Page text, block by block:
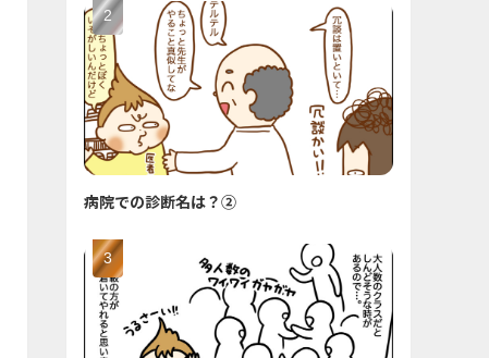
病院での診断名は？②